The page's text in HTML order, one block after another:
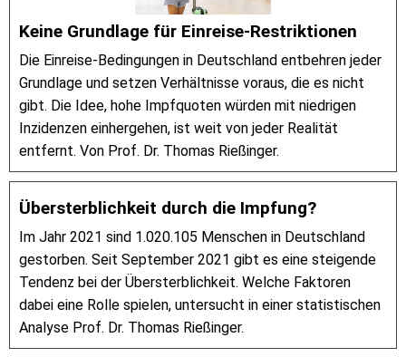
Keine Grundlage für Einreise-Restriktionen
Die Einreise-Bedingungen in Deutschland entbehren jeder
Grundlage und setzen Verhältnisse voraus, die es nicht
gibt. Die Idee, hohe Impfquoten würden mit niedrigen
Inzidenzen einhergehen, ist weit von jeder Realität
entfernt. Von Prof. Dr. Thomas Rießinger.
Übersterblichkeit durch die Impfung?
Im Jahr 2021 sind 1.020.105 Menschen in Deutschland
gestorben. Seit September 2021 gibt es eine steigende
Tendenz bei der Übersterblichkeit. Welche Faktoren
dabei eine Rolle spielen, untersucht in einer statistischen
Analyse Prof. Dr. Thomas Rießinger.